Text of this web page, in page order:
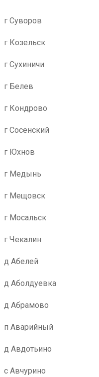
г Суворов
г Козельск
г Сухиничи
г Белев
г Кондрово
г Сосенский
г Юхнов
г Медынь
г Мещовск
г Мосальск
г Чекалин
д Абелей
д Аболдуевка
д Абрамово
п Аварийный
д Авдотьино
с Авчурино